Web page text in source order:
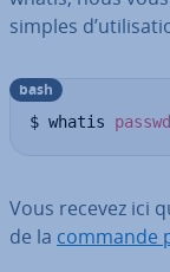
simples
$ whatis passwd
bash
Vous recevez ici
de la commande